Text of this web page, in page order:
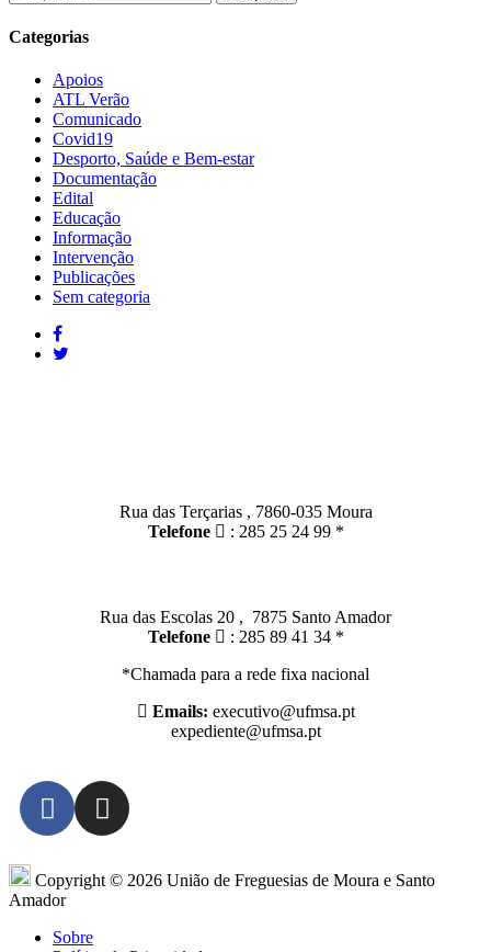
Categorias
Apoios
ATL Verão
Comunicado
Covid19
Desporto, Saúde e Bem-estar
Documentação
Edital
Educação
Informação
Intervenção
Publicações
Sem categoria
Rua das Terçarias , 7860-035 Moura
Telefone
: 285 25 24 99 *
Rua das Escolas 20 , 7875 Santo Amador
Telefone
: 285 89 41 34 *
*Chamada para a rede fixa nacional
Emails: executivo@ufmsa.pt
expediente@ufmsa.pt
Copyright © 2026 União de Freguesias de Moura e Santo
Amador
Sobre